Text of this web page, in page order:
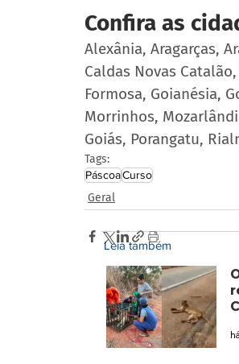
Confira as
Alexânia, Aragarças,
Caldas Novas
Formosa, Goianésia,
Morrinhos,
Goiás, Porangatu,
Tags:
PáscoaCurso
Geral
Leia também